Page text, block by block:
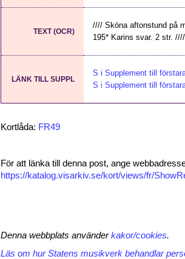
TEXT (OCR)
//// Sköna aftonstund på
195* Karins svar. 2 str.
LÄNK TILL SUPPL
S i Supplement till
S i Supplement till
Kortlåda: FR49
För att länka till denna post, ange
https://katalog.visarkiv.se/kort/views/fr/
Denna webbplats använderkakor/cookies.
Läs om hur Statens musikverk behandlar